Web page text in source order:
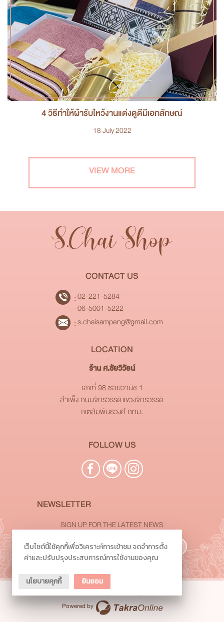
4 วิธีทำให้ผ้ารับไหว้งานแต่งดูดีมีเอกลักษณ์
18 July 2022
VIEW MORE
CONTACT US
02-221-5284
06-5001-5222
s.chaisampeng@gmail.com
LOCATION
ร้าน ศ.ชัยวิวัธน์
เลขที่ 98 ซอยวานิช 1
สำเพ็ง ถนนจักรวรรดิ แขวงจักรวรรดิ
เขตสัมพันธวงศ์ กทม.
FOLLOW US
NEWSLETTER
SIGN UP FOR THE LATEST NEWS
Subscribe
Powered by
เว็บไซต์นี้ใช้คุกกี้เพื่อวิเคราะห์การเข้าชม จดจำการตั้ง
ค่าและปรับปรุงประสบการณ์การใช้งานของคุณ
นโยบายคุกกี้ ยินยอม